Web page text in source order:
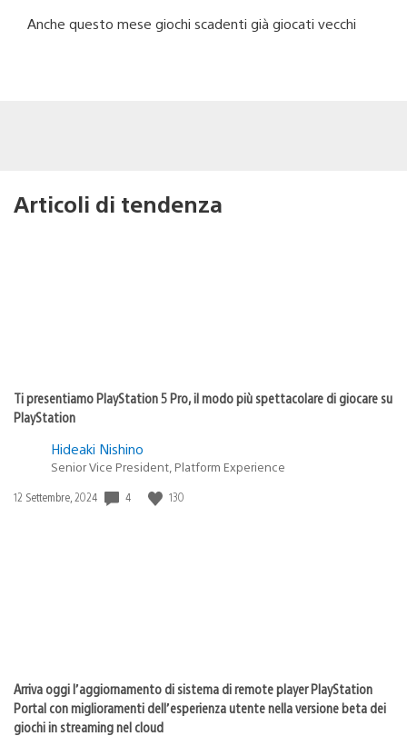
Anche questo mese giochi scadenti già giocati vecchi
Articoli di tendenza
Ti presentiamo PlayStation 5 Pro, il modo più spettacolare di giocare su
PlayStation
Hideaki Nishino
Senior Vice President, Platform Experience
Data
12 Settembre, 2024 4 130
Arriva oggi l’aggiornamento di sistema di remote player PlayStation
Portal con miglioramenti dell’esperienza utente nella versione beta dei
giochi in streaming nel cloud